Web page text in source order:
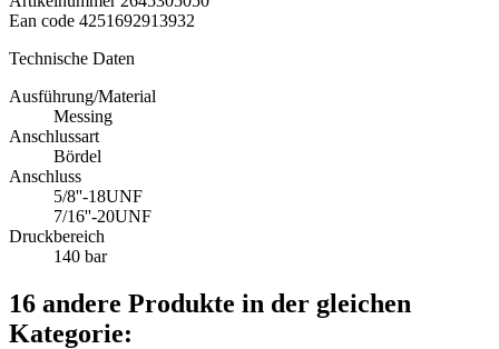
Ean code 4251692913932
Technische Daten
Ausführung/Material
Messing
Anschlussart
Bördel
Anschluss
5/8''-18UNF
7/16''-20UNF
Druckbereich
140 bar
16 andere Produkte in der gleichen
Kategorie: